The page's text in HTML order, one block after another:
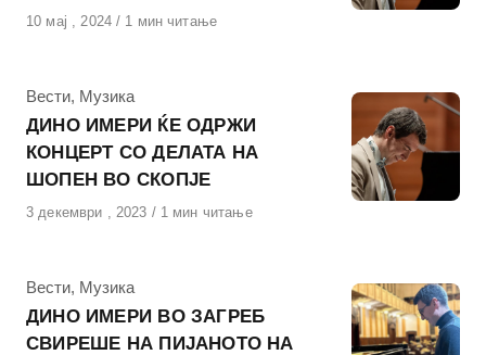
Објавено
10 мај , 2024 1 мин читање
КАтегорија
Вести, Музика
ДИНО ИМЕРИ ЌЕ ОДРЖИ
КОНЦЕРТ СО ДЕЛАТА НА
ШОПЕН ВО СКОПЈЕ
Објавено
3 декември , 2023 1 мин читање
КАтегорија
Вести, Музика
ДИНО ИМЕРИ ВО ЗАГРЕБ
СВИРЕШЕ НА ПИЈАНОТО НА